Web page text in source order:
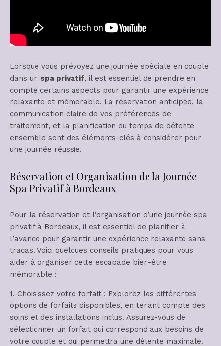
Lorsque vous prévoyez une journée spéciale en couple
dans un spa privatif, il est essentiel de prendre en
compte certains aspects pour garantir une expérience
relaxante et mémorable. La réservation anticipée, la
communication claire de vos préférences de
traitement, et la planification du temps de détente
ensemble sont des éléments-clés à considérer pour
une journée réussie.
Réservation et Organisation de la Journée
Spa Privatif à Bordeaux
Pour la réservation et l’organisation d’une journée spa
privatif à Bordeaux, il est essentiel de planifier à
l’avance pour garantir une expérience relaxante sans
tracas. Voici quelques conseils pratiques pour vous
aider à organiser cette escapade bien-être
mémorable :
1. Choisissez votre forfait : Explorez les différentes
options de forfaits disponibles, en tenant compte des
soins et des installations inclus. Assurez-vous de
sélectionner un forfait qui correspond aux besoins de
votre couple et qui permettra une détente maximale.